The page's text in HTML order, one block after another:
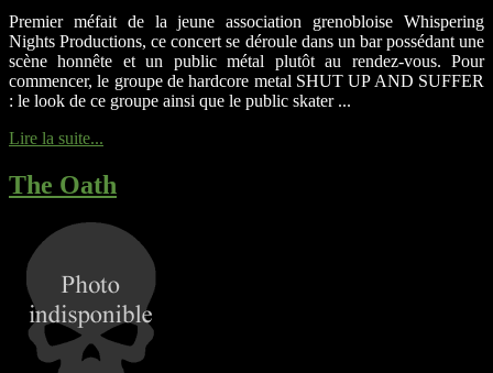
Premier méfait de la jeune association grenobloise Whispering
Nights Productions, ce concert se déroule dans un bar possédant une
scène honnête et un public métal plutôt au rendez-vous. Pour
commencer, le groupe de hardcore metal SHUT UP AND SUFFER
: le look de ce groupe ainsi que le public skater ...
Lire la suite...
The Oath